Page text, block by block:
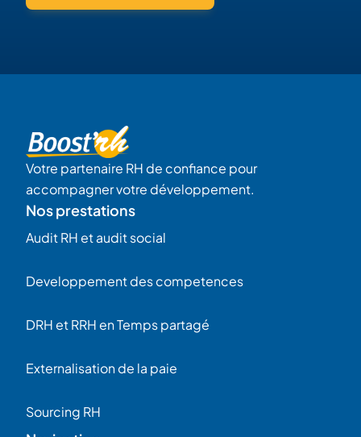
Votre partenaire RH de confiance pour
accompagner votre développement.
Nos prestations
Audit RH et audit social
Developpement des competences
DRH et RRH en Temps partagé
Externalisation de la paie
Sourcing RH